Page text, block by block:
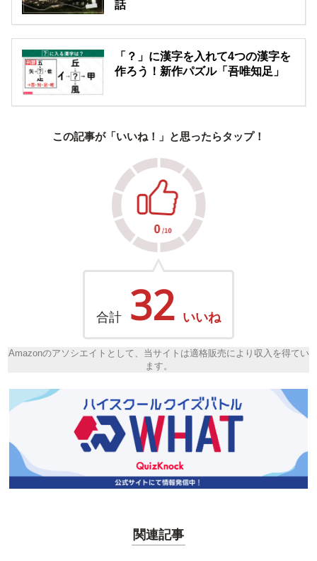
話
「？」に漢字を入れて4つの漢字を
作ろう！新作パズル「吾唯知足」
この記事が「いいね！」と思ったらタップ！
合計 32 いいね
Amazonのアソシエイトとして、当サイトは適格販売により収入を得てい
ます。
関連記事